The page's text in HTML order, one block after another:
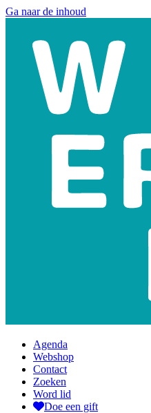
Ga naar de inhoud
Agenda
Webshop
Contact
Zoeken
Word lid
Doe een gift